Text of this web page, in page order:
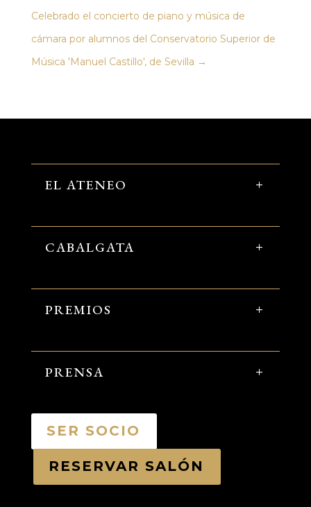
Celebrado el concierto de piano y música de
cámara por alumnos del Conservatorio Superior de
Música 'Manuel Castillo', de Sevilla →
EL ATENEO
CABALGATA
PREMIOS
PRENSA
SER SOCIO
RESERVAR SALÓN